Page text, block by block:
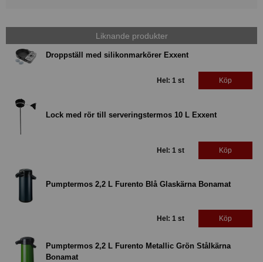
Liknande produkter
Droppställ med silikonmarkörer Exxent
Hel: 1 st Köp
Lock med rör till serveringstermos 10 L Exxent
Hel: 1 st Köp
Pumptermos 2,2 L Furento Blå Glaskärna Bonamat
Hel: 1 st Köp
Pumptermos 2,2 L Furento Metallic Grön Stålkärna
Bonamat